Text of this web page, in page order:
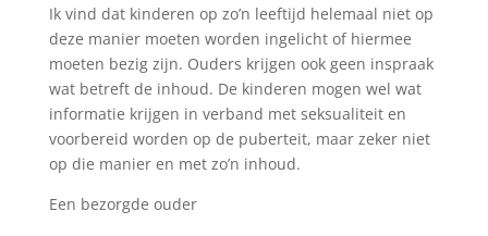
Ik vind dat kinderen op zo’n leeftijd helemaal niet op
deze manier moeten worden ingelicht of hiermee
moeten bezig zijn. Ouders krijgen ook geen inspraak
wat betreft de inhoud. De kinderen mogen wel wat
informatie krijgen in verband met seksualiteit en
voorbereid worden op de puberteit, maar zeker niet
op die manier en met zo’n inhoud.
Een bezorgde ouder